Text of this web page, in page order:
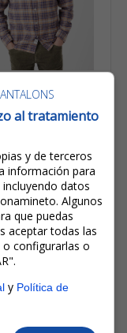
32,48€
IVA incluido
Camisa De
De M/l
De
Beige
al tratamiento
y de terceros
información para
datos
Algunos
que puedas
aceptar todas las
o configurarlas o
y Política de